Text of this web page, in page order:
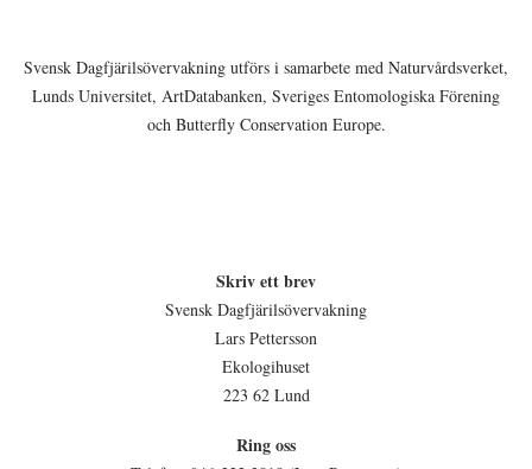
Svensk Dagfjärilsövervakning utförs i samarbete med Naturvårdsverket,
Lunds Universitet, ArtDatabanken, Sveriges Entomologiska Förening
och Butterfly Conservation Europe.
Skriv ett brev
Svensk Dagfjärilsövervakning
Lars Pettersson
Ekologihuset
223 62 Lund
Ring oss